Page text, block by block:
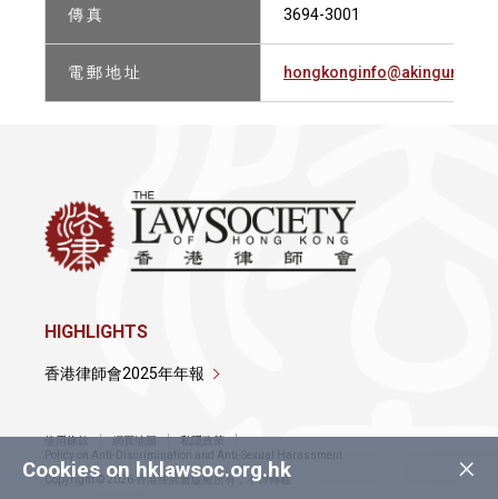
傳 真 3694-3001
電 郵 地 址
×
Cookies on hklawsoc.org.hk
HIGHLIGHTS
香港律師會2025年年報
使用條款 網頁地圖
私隱政策
Policy on Anti-Discrimination and Anti-Sexual Harassment
Copyright © 2026 香港律師會版權所有，不得轉載